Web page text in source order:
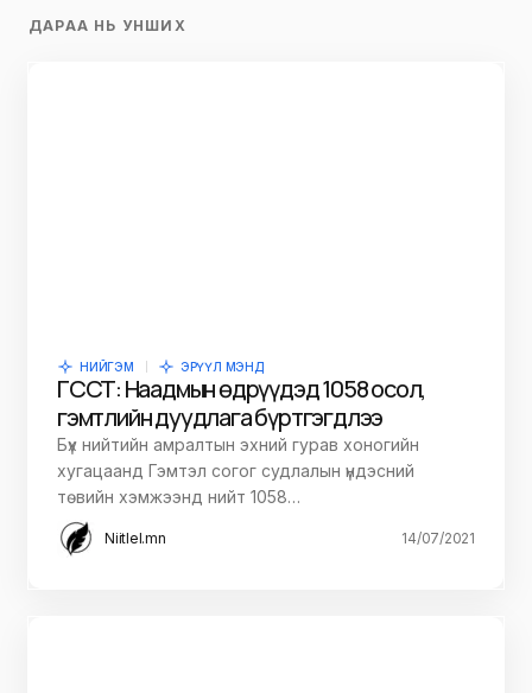
ДАРАА НЬ УНШИХ
НИЙГЭМ ЭРҮҮЛ МЭНД
ГССҮТ: Наадмын өдрүүдэд 1058 осол,
гэмтлийн дуудлага бүртгэгдлээ
Бүх нийтийн амралтын эхний гурав хоногийн
хугацаанд Гэмтэл согог судлалын үндэсний
төвийн хэмжээнд нийт 1058…
Niitlel.mn 14/07/2021